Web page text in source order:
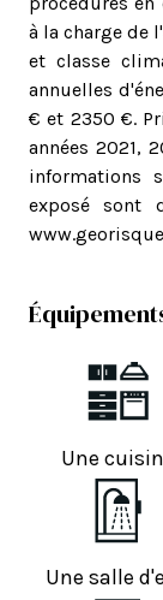
à la charge de
et classe
annuelles
€ et 2350 €.
années 2021,
informations
exposé sont
Une
Une salle